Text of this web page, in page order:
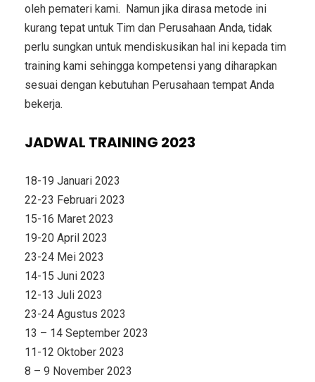
oleh pemateri kami. Namun jika dirasa metode ini
kurang tepat untuk Tim dan Perusahaan Anda, tidak
perlu sungkan untuk mendiskusikan hal ini kepada tim
training kami sehingga kompetensi yang diharapkan
sesuai dengan kebutuhan Perusahaan tempat Anda
bekerja.
JADWAL TRAINING 2023
18-19 Januari 2023
22-23 Februari 2023
15-16 Maret 2023
19-20 April 2023
23-24 Mei 2023
14-15 Juni 2023
12-13 Juli 2023
23-24 Agustus 2023
13 – 14 September 2023
11-12 Oktober 2023
8 – 9 November 2023